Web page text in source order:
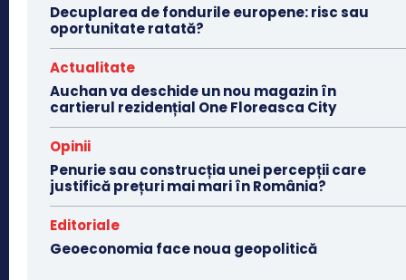
Decuplarea de fondurile europene: risc sau
oportunitate ratată?
Actualitate
Auchan va deschide un nou magazin în
cartierul rezidențial One Floreasca City
Opinii
Penurie sau construcția unei percepții care
justifică prețuri mai mari în România?
Editoriale
Geoeconomia face noua geopolitică